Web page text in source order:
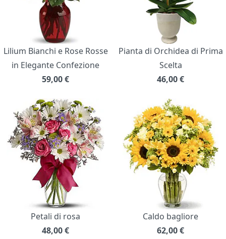
Lilium Bianchi e Rose Rosse
in Elegante Confezione
59,00€
Pianta di Orchidea di Prima
Scelta
46,00€
Petali di rosa
48,00€
Caldo bagliore
62,00€